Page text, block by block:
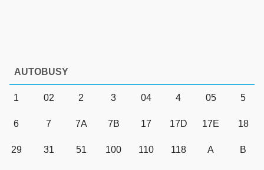
AUTOBUSY
1 02 2 3 04 4 05 5
6 7 7A 7B 17 17D 17E 18
29 31 51 100 110 118 A B